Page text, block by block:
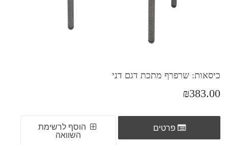
כיסאות: שרפרף מתכת דגם דני
₪383.00
פרטים
הוסף לרשימת
השוואה